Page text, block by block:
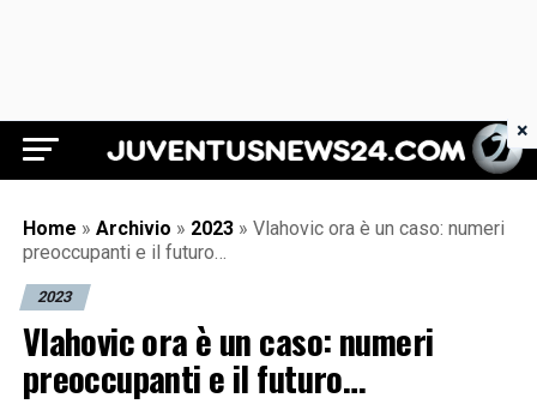
Juventus News 24
Home » Archivio » 2023 » Vlahovic ora è un caso: numeri
preoccupanti e il futuro…
2023
Vlahovic ora è un caso: numeri
preoccupanti e il futuro…
×